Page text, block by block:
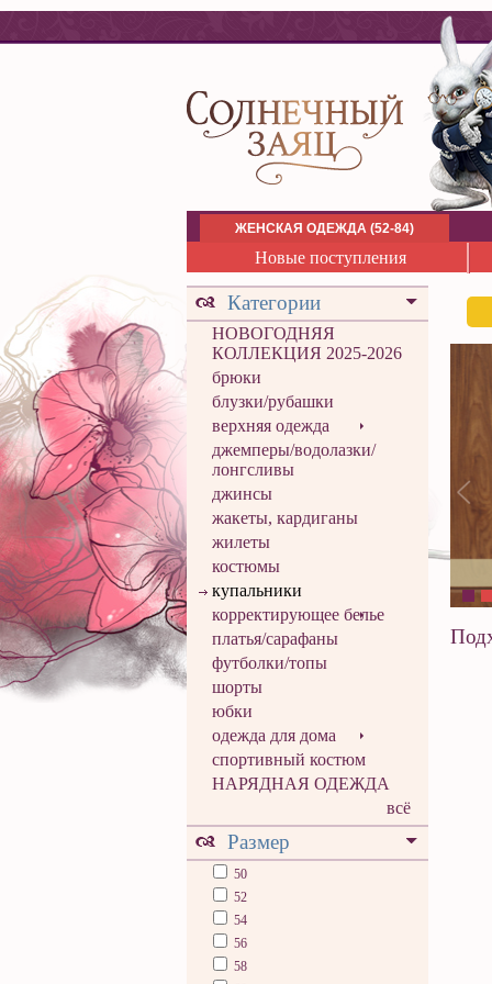
ЖЕНСКАЯ ОДЕЖДА (52-84)
Новые поступления
Категории
НОВОГОДНЯЯ
КОЛЛЕКЦИЯ 2025-2026
брюки
блузки/рубашки
верхняя одежда
джемперы/водолазки/
лонгсливы
джинсы
жакеты, кардиганы
жилеты
костюмы
купальники
корректирующее белье
платья/сарафаны
футболки/топы
шорты
юбки
одежда для дома
спортивный костюм
НАРЯДНАЯ ОДЕЖДА
всё
Размер
50
52
54
56
58